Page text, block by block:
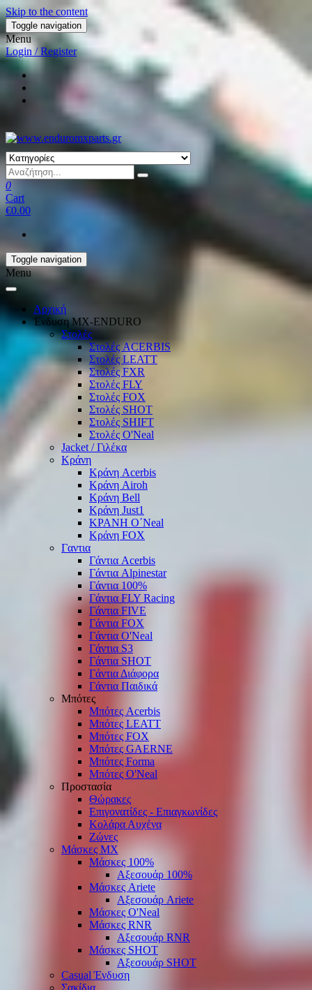
Skip to the content
Toggle navigation
Menu
Login / Register
0
Cart
€0.00
Toggle navigation
Menu
Αρχική
Ένδυση ΜΧ-ΕΝDURO
Στολές
Στολές ACERBIS
Στολές LEATT
Στολές FXR
Στολές FLY
Στολές FOX
Στολές SHOT
Στολές SHIFT
Στολές O'Neal
Jacket / Γιλέκα
Κράνη
Κράνη Acerbis
Κράνη Airoh
Κράνη Bell
Κράνη Just1
ΚΡΑΝΗ O΄Νeal
Κράνη FOX
Γαντια
Γάντια Acerbis
Γάντια Alpinestar
Γάντια 100%
Γάντια FLY Racing
Γάντια FIVE
Γάντια FOX
Γάντια O'Νeal
Γάντια S3
Γάντια SHOT
Γάντια Διάφορα
Γάντια Παιδικά
Μπότες
Μπότες Acerbis
Μπότες LEATT
Μπότες FOX
Μπότες GAERNE
Μπότες Forma
Μπότες O'Neal
Προστασία
Θώρακες
Επιγονατίδες - Επιαγκωνίδες
Κολάρα Αυχένα
Ζώνες
Μάσκες ΜΧ
Μάσκες 100%
Αξεσουάρ 100%
Μάσκες Ariete
Αξεσουάρ Ariete
Μάσκες O'Neal
Μάσκες RNR
Αξεσουάρ RNR
Μάσκες SHOT
Αξεσουάρ SHOT
Casual Ένδυση
Σακίδια